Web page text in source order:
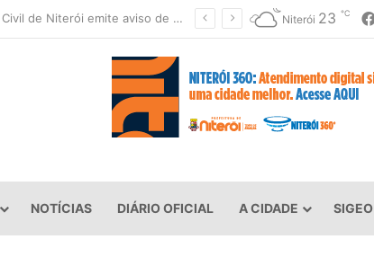
Defesa Civil de Niterói emite aviso de ventos fortes para esta sexta-feira (07) Niterói 23 ℃
NOTÍCIAS DIÁRIO OFICIAL A CIDADE SIGEO